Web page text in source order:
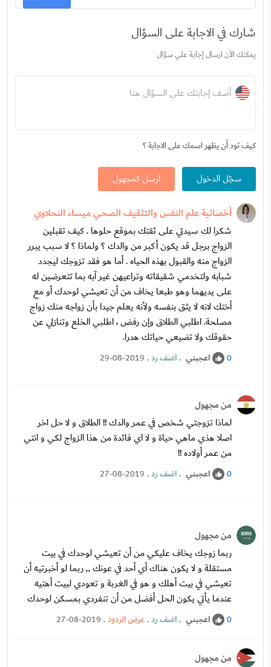
شارك في الاجابة على السؤال
يمكنك الآن ارسال إجابة علي سؤال
أضف إجابتك على السؤال هنا
كيف تود أن يظهر اسمك على الاجابة ؟
سجّل الدخول ارسل كمجهول
أخصائية علم النفس والتثقيف الصحي ميساء النحلاوي
شكرا لك سيدتي على ثقتك بموقع حلوها . كيف تقبلين
الزواج برجل قد يكون أكبر من والدك ؟ ولماذا ؟ لا سبب يبرر
الزواج منه والقبول بهذه الحياه . أما هو فقد تزوجك ليجدد
شبابه ولتخدمي شقيقاته وتراعيهن غير آبه بما تتعرضين له
على يديهما وهو طبعا يخاف من أن تعيشي لوحدك أو مع
أختك لانه لا يثق بنفسه ولأنه يعلم جيدا بأن زواجه منك زواج
مصلحة. اطلبي الطلاق وإن رفض ، اطلبي الخلع وتنازلي عن
حقوقك ولا تضيعي حياتك هدرا.
0 اعجبني .اضف رد.
29-08-2019
من مجهول
لماذا تزوجتي شخص في عمر والدك !! الطلاق و لا حل اخر
اصلا هذي ماهي حياة و لا اي فائدة من هذا الزواج لكي و انتي
من عمر أولاده !!
0 اعجبني .اضف رد.
27-08-2019
من مجهول
ربما زوجك يخاف عليكي من أن تعيشي لوحدك في بيت
مستقلة و لا يكون هناك أي أحد في عونك ,, ربما لو أخبرتيه أن
تعيشي في بيت أهلك و هو في الغربة و تعودي لبيت أهتيه
عندما يأتي يكون الحل أفضل من أن تنفردي بمسكن لوحدك
0 اعجبني .اضف رد.عرض الردود.
27-08-2019
من مجهول